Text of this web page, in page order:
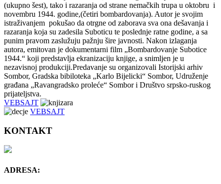
(ukupno šest), tako i razaranja od strane nemačkih trupa u oktobru i
novembru 1944. godine,(četiri bombardovanja). Autor je svojim
istraživanjem pokušao da otrgne od zaborava sva ona dešavanja i
razaranja koja su zadesila Suboticu te poslednje ratne godine, a sa
punim pravom zaslužuju pažnju šire javnosti. Nakon izlaganja
autora, emitovan je dokumentarni film „Bombardovanje Subotice
1944.“ koji predstavlja ekranizaciju knjige, a snimljen je u
nezavisnoj produkciji.Predavanje su organizovali Istorijski arhiv
Sombor, Gradska bibiloteka „Karlo Bijelicki“ Sombor, Udruženje
građana „Ravangradsko proleće“ Sombor i Društvo srpsko-ruskog
prijateljstva.
VEBSAJT
VEBSAJT
KONTAKT
ADRESA: